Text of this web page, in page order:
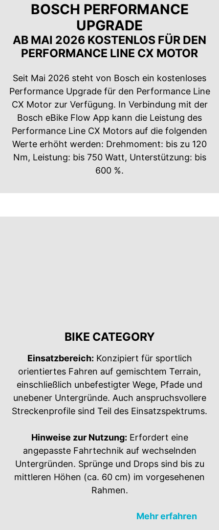
BOSCH PERFORMANCE
UPGRADE
AB MAI 2026 KOSTENLOS FÜR DEN
PERFORMANCE LINE CX MOTOR
Seit Mai 2026 steht von Bosch ein kostenloses
Performance Upgrade für den Performance Line
CX Motor zur Verfügung. In Verbindung mit der
Bosch eBike Flow App kann die Leistung des
Performance Line CX Motors auf die folgenden
Werte erhöht werden: Drehmoment: bis zu 120
Nm, Leistung: bis 750 Watt, Unterstützung: bis
600 %.
BIKE CATEGORY
Einsatzbereich: Konzipiert für sportlich
orientiertes Fahren auf gemischtem Terrain,
einschließlich unbefestigter Wege, Pfade und
unebener Untergründe. Auch anspruchsvollere
Streckenprofile sind Teil des Einsatzspektrums.
Hinweise zur Nutzung: Erfordert eine
angepasste Fahrtechnik auf wechselnden
Untergründen. Sprünge und Drops sind bis zu
mittleren Höhen (ca. 60 cm) im vorgesehenen
Rahmen.
Mehr erfahren